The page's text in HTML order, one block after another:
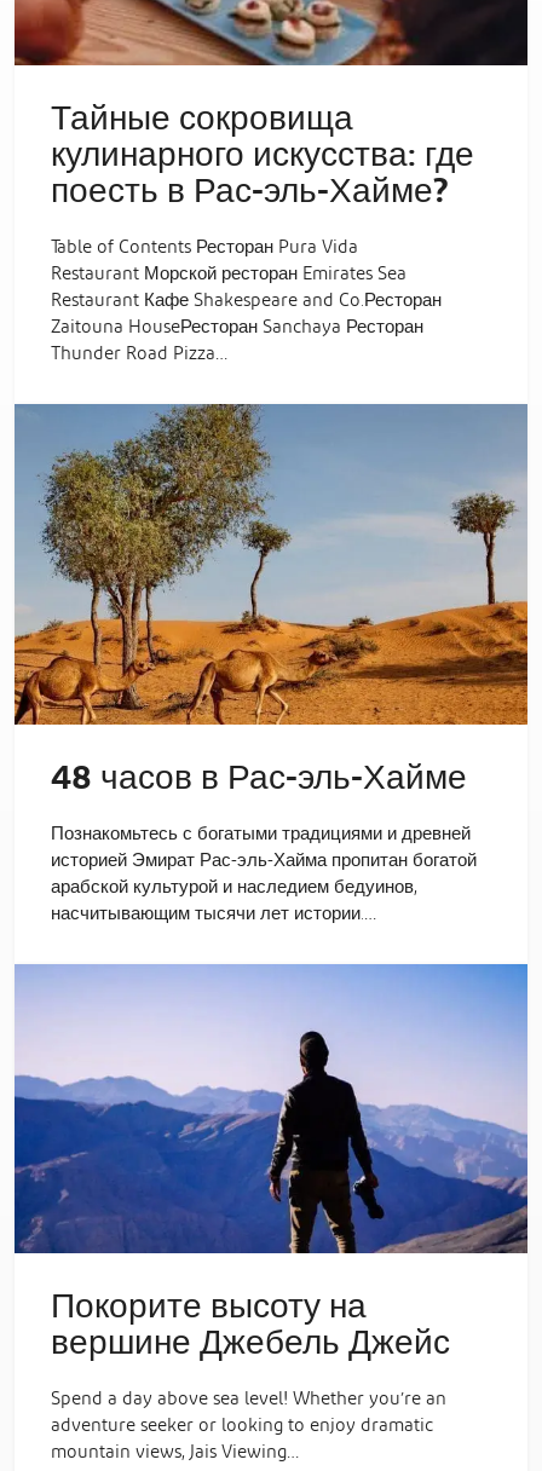
Тайные сокровища
кулинарного искусства: где
поесть в Рас-эль-Хайме?
Table of Contents Ресторан Pura Vida
Restaurant Морской ресторан Emirates Sea
Restaurant Кафе Shakespeare and Co.Ресторан
Zaitouna HouseРесторан Sanchaya Ресторан
Thunder Road Pizza…
48 часов в Рас-эль-Хайме
Познакомьтесь с богатыми традициями и древней
историей Эмират Рас-эль-Хайма пропитан богатой
арабской культурой и наследием бедуинов,
насчитывающим тысячи лет истории.…
Покорите высоту на
вершине Джебель Джейс
Spend a day above sea level! Whether you’re an
adventure seeker or looking to enjoy dramatic
mountain views, Jais Viewing…